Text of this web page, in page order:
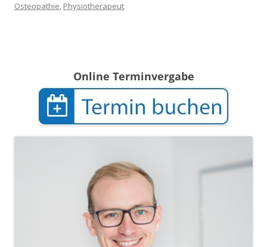
Osteopathie, Physiotherapeut.
Online Terminvergabe